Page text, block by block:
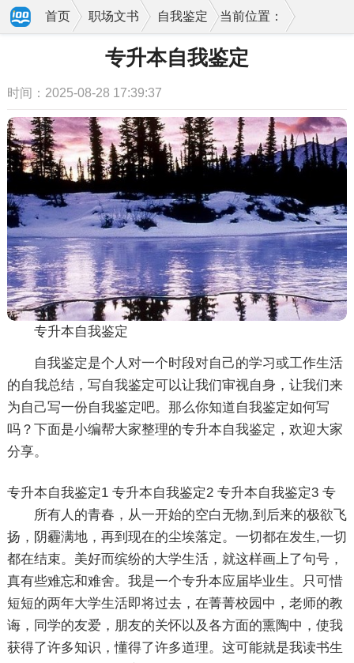
当前位置：
首页 职场文书 自我鉴定
专升本自我鉴定
时间：2025-08-28 17:39:37
专升本自我鉴定
自我鉴定是个人对一个时段对自己的学习或工作生活
的自我总结，写自我鉴定可以让我们审视自身，让我们来
为自己写一份自我鉴定吧。那么你知道自我鉴定如何写
吗？下面是小编帮大家整理的专升本自我鉴定，欢迎大家
分享。
专升本自我鉴定1
所有人的青春，从一开始的空白无物,到后来的极欲飞
扬，阴霾满地，再到现在的尘埃落定。一切都在发生,一切
都在结束。美好而缤纷的大学生活，就这样画上了句号，
真有些难忘和难舍。我是一个专升本应届毕业生。只可惜
短短的两年大学生活即将过去，在菁菁校园中，老师的教
诲，同学的友爱，朋友的关怀以及各方面的熏陶中，使我
获得了许多知识，懂得了许多道理。这可能就是我读书生
专升本自我鉴定2 专升本自我鉴定3 专